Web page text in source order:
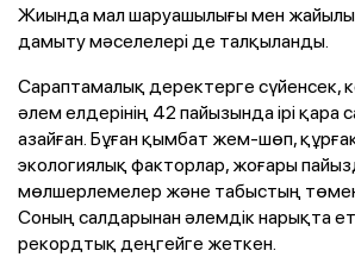
Жиында мал шаруашылығы мен
дамыту мәселелері де талқыланды.
Сараптамалық деректерге сүйенсек,
әлем елдерінің 42 пайызында ірі қара
азайған. Бұған қымбат жем-шөп,
экологиялық факторлар, жоғары
мөлшерлемелер және табыстың
Соның салдарынан әлемдік нарықта
рекордтық деңгейге жеткен.